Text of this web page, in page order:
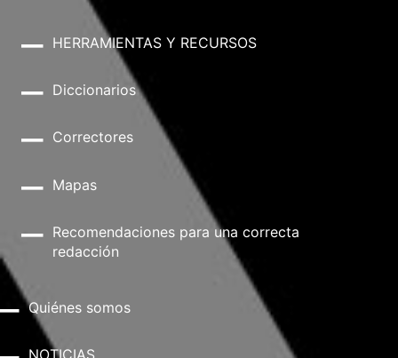
HERRAMIENTAS Y RECURSOS
Diccionarios
Correctores
Mapas
Recomendaciones para una correcta
redacción
Quiénes somos
NOTICIAS